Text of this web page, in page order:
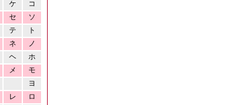
ケ
コ
セ
ソ
テ
ト
ネ
ノ
ヘ
ホ
メ
モ
ヨ
レ
ロ